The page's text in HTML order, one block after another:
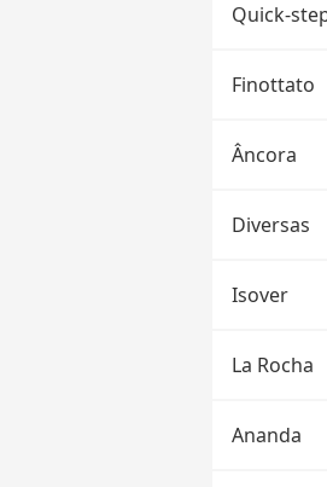
Quick-
Finottato
Âncora
Diversas
Isover
La Rocha
Ananda